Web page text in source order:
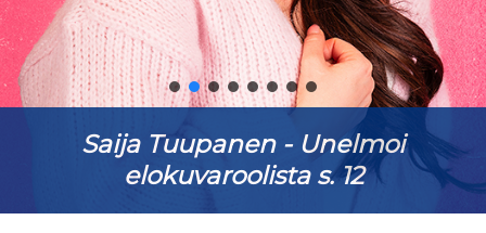
Saija Tuupanen - Unelmoi
elokuvaroolista s. 12